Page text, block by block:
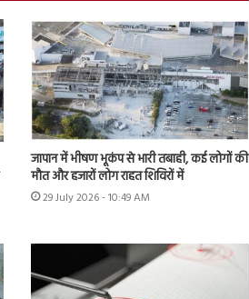
जापान में भीषण भूकंप से भारी तबाही, कई लोगों की
मौत और हजारों लोग राहत शिविरों में
29 July 2026 - 10:49 AM